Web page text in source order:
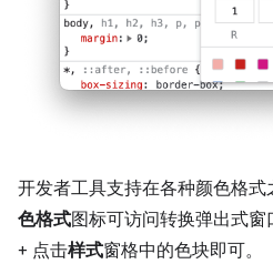
开发者工具支持在各种颜色格式
色格式图标可访问转换弹出式
+ 点击样式窗格中的色块即可。